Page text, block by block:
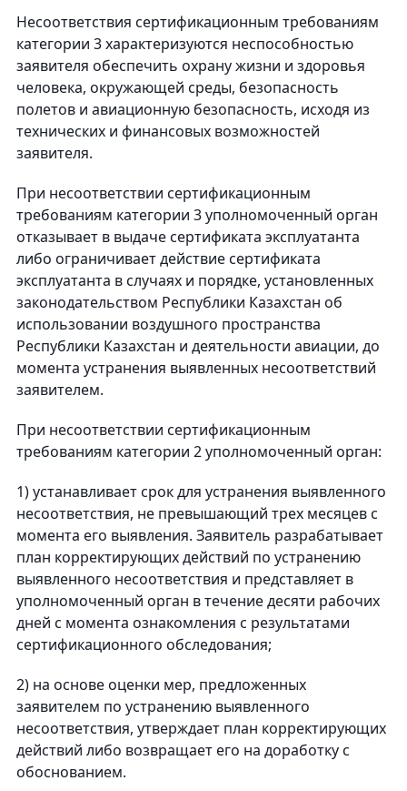
Несоответствия сертификационным требованиям
категории 3 характеризуются неспособностью
заявителя обеспечить охрану жизни и здоровья
человека, окружающей среды, безопасность
полетов и авиационную безопасность, исходя из
технических и финансовых возможностей
заявителя.
При несоответствии сертификационным
требованиям категории 3 уполномоченный орган
отказывает в выдаче сертификата эксплуатанта
либо ограничивает действие сертификата
эксплуатанта в случаях и порядке, установленных
законодательством Республики Казахстан об
использовании воздушного пространства
Республики Казахстан и деятельности авиации, до
момента устранения выявленных несоответствий
заявителем.
При несоответствии сертификационным
требованиям категории 2 уполномоченный орган:
1) устанавливает срок для устранения выявленного
несоответствия, не превышающий трех месяцев с
момента его выявления. Заявитель разрабатывает
план корректирующих действий по устранению
выявленного несоответствия и представляет в
уполномоченный орган в течение десяти рабочих
дней с момента ознакомления с результатами
сертификационного обследования;
2) на основе оценки мер, предложенных
заявителем по устранению выявленного
несоответствия, утверждает план корректирующих
действий либо возвращает его на доработку с
обоснованием.